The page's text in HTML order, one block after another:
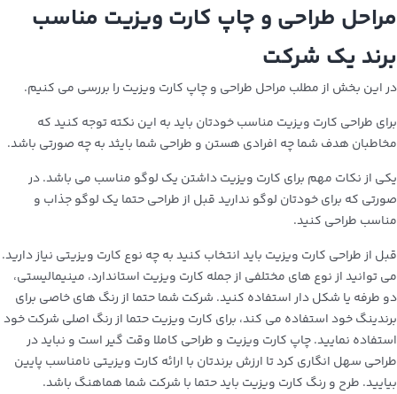
مراحل طراحی و چاپ کارت ویزیت مناسب
برند یک شرکت
در این بخش از مطلب مراحل طراحی و چاپ کارت ویزیت را بررسی می کنیم.
برای طراحی کارت ویزیت مناسب خودتان باید به این نکته توجه کنید که
مخاطبان هدف شما چه افرادی هستن و طراحی شما بایثد به چه صورتی باشد.
یکی از نکات مهم برای کارت ویزیت داشتن یک لوگو مناسب می باشد. در
صورتی که برای خودتان لوگو ندارید قبل از طراحی حتما یک لوگو جذاب و
مناسب طراحی کنید.
قبل از طراحی کارت ویزیت باید انتخاب کنید به چه نوع کارت ویزیتی نیاز دارید.
می‌ توانید از نوع‌ های مختلفی از جمله کارت ویزیت استاندارد، مینیمالیستی،
دو طرفه یا شکل‌ دار استفاده کنید. شرکت شما حتما از رنگ‌ های خاصی برای
برندینگ خود استفاده می‌ کند، برای کارت ویزیت حتما از رنگ اصلی شرکت خود
استفاده نمایید. چاپ کارت ویزیت و طراحی کاملا وقت‌ گیر است و نباید در
طراحی سهل انگاری کرد تا ارزش برندتان با ارائه کارت ویزیتی نامناسب پایین
بیایید. طرح و رنگ کارت ویزیت‌ باید حتما با شرکت شما هماهنگ باشد.